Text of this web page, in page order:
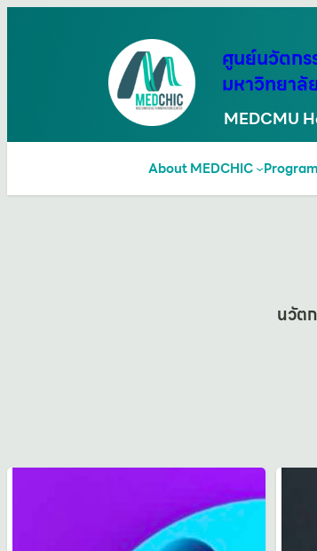
ศูนย์นวัตก
มหาวิทยาลั
MEDCMU
About MEDCHIC
นวัต